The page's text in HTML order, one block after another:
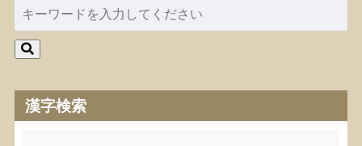
漢字検索